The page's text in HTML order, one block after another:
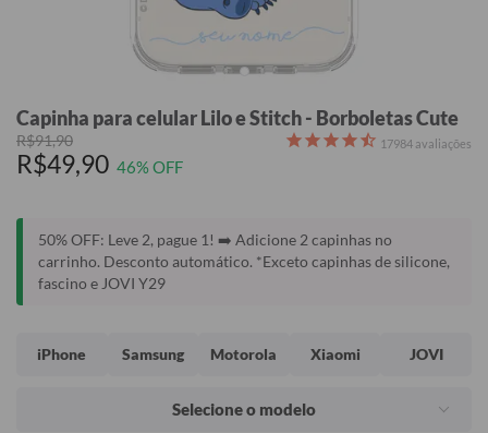
Capinha para celular Lilo e Stitch - Borboletas Cute
R$91,90
R$49,90 46% OFF
17984 avaliações
50% OFF: Leve 2, pague 1! ➡️ Adicione 2 capinhas no
carrinho. Desconto automático. *Exceto capinhas de silicone,
fascino e JOVI Y29
iPhone Samsung Motorola Xiaomi JOVI
Selecione o modelo